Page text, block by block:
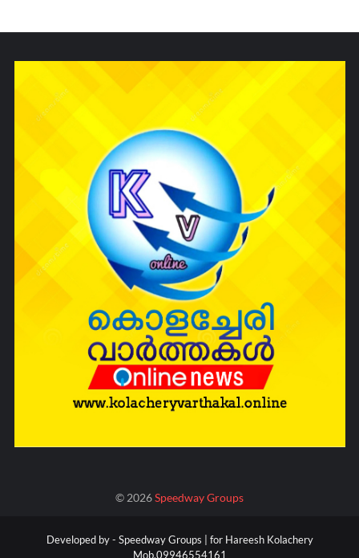
©2026Speedway Groups
Developed by - Speedway Groups | for Hareesh Kolachery
Mob.09946554161